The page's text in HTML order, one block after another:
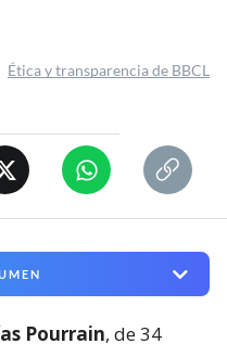
Ética y transparencia de BBCL
Pourrain, de 34